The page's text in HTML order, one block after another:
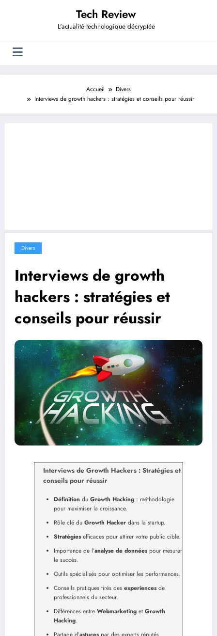
Tech Review
L'actualité technologique décryptée
Accueil
Divers
Interviews de growth hackers : stratégies et conseils pour réussir
Divers
Interviews de growth
hackers : stratégies et
conseils pour réussir
Interviews de Growth Hackers : Stratégies et
conseils pour réussir
Définition du Growth Hacking : méthodologie
pour maximiser la croissance.
Rôle clé du Growth Hacker dans la startup.
Stratégiesefficaces pour attirer votre public cible.
Importance de l’analyse de donnéespour mesurer
le succès.
Outils spécialisés pour optimiser les performances.
Conseils pratiques tirés des experiencesde
professionnels du secteur.
Différences entre Webmarketing et Growth
Hacking.